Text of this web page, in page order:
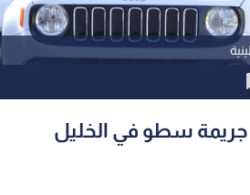
سطو في الخليل